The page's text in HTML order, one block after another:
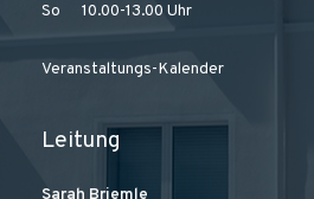
So 10.00-13.00 Uhr
Veranstaltungs-Kalender
Leitung